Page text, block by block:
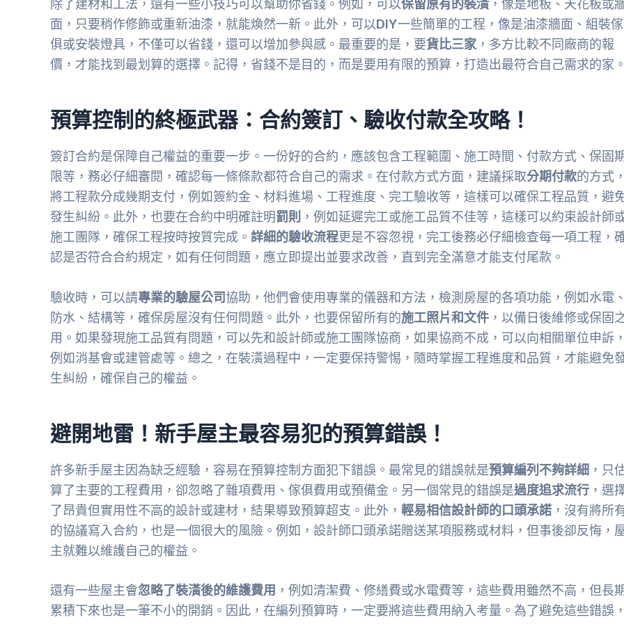
除了建材和工法，還有一些小技巧可以幫助你省錢。例如，可以保留原有的裝潢 ，像是地板、天花板或
面，只要稍作修飾或重新油漆，就能煥然一新。此外，可以DIY一些簡單的工程，像是油漆牆面、組裝傢
俱或安裝燈具，不僅可以省錢，還可以增加參與感。最重要的是，要貨比三家 ，多方比較不同廠商的報
價，才能找到最划算的選擇。記得，省錢不是目的，而是要用有限的預算，打造出最符合自己需求的家。
預算控制的終極武器：合約簽訂、驗收付款全攻略！
簽訂合約是保障自己權益的重要一步。一份好的合約，應該包含工程範圍、施工時間、付款方式、保固
限等，務必仔細審閱，確認每一條條款都符合自己的需求。在付款方式方面，建議採取分期付款的方式，
將工程款分成幾期支付，例如簽約金、材料進場、工程進度、完工驗收等，這樣可以確保工程品質，避
發生糾紛。此外，也要在合約中明確註明罰則 ，例如延遲完工或施工品質不佳等，這樣可以約束設計師
施工團隊，確保工程按時按質完成。 詳細的驗收流程更是不容忽視，完工後務必仔細檢查每一項工程，
認是否符合合約規定，如有任何問題，應立即提出並要求改善，直到完全滿意才能支付尾款。
驗收時，可以請專業的驗屋公司協助，他們會使用專業的儀器和方法，檢測房屋的各項功能，例如水電、
防水、結構等，確保房屋沒有任何問題。此外，也要保留所有的施工照片和文件 ，以備日後維修或保固
用。如果發現施工品質有問題，可以先和設計師或施工團隊協商，如果協商不成，可以向相關單位申訴，
例如消基會或建管處等。總之，在裝潢過程中，一定要保持警惕，隨時掌握工程進度和品質，才能避免
生糾紛，確保自己的權益。
避開地雷！新手屋主最容易犯的預算錯誤！
許多新手屋主因為缺乏經驗，容易在預算控制方面犯下錯誤。最常見的錯誤就是預算編列不夠詳細 ，只
算了主要的工程費用，卻忽略了雜項費用、傢俱費用或預備金。另一個常見的錯誤是過度追求流行 ，選
了昂貴但實用性不高的設計或建材，結果導致預算超支。此外， 輕易相信設計師的口頭承諾 ，沒有將所
的協議寫入合約，也是一個很大的風險。例如，設計師口頭承諾贈送某項服務或材料，但事後卻反悔，
主就難以維護自己的權益。
還有一些屋主會忽略了裝潢後的維護費用 ，例如清潔費、修繕費或水電費等，這些費用雖然不高，但長
累積下來也是一筆不小的開銷。因此，在編列預算時，一定要將這些費用納入考量。為了避免這些錯誤，